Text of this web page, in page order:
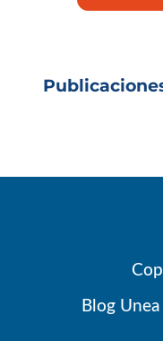
Blog